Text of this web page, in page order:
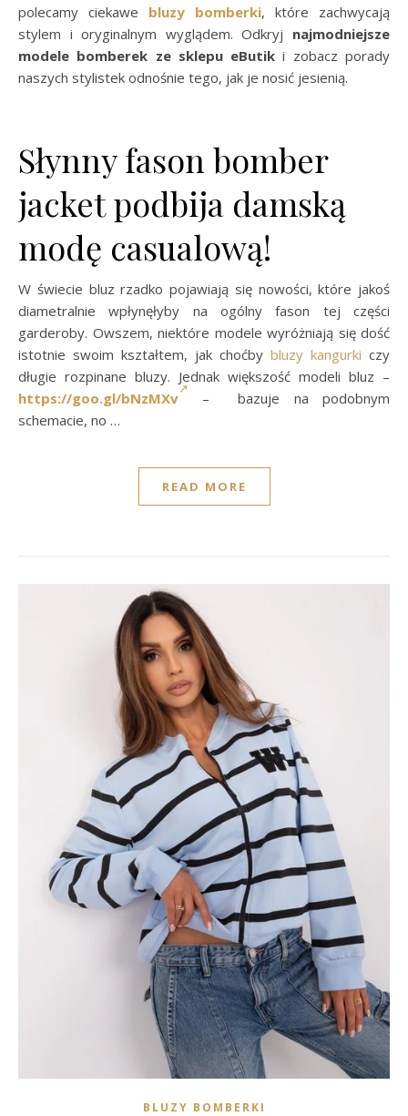
polecamy ciekawe bluzy bomberki, które zachwycają
stylem i oryginalnym wyglądem. Odkryj najmodniejsze
modele bomberek ze sklepu eButik i zobacz porady
naszych stylistek odnośnie tego, jak je nosić jesienią.
Słynny fason bomber
jacket podbija damską
modę casualową!
W świecie bluz rzadko pojawiają się nowości, które jakoś
diametralnie wpłynęłyby na ogólny fason tej części
garderoby. Owszem, niektóre modele wyróżniają się dość
istotnie swoim kształtem, jak choćby bluzy kangurki czy
długie rozpinane bluzy. Jednak większość modeli bluz –
https://goo.gl/bNzMXv
– bazuje na podobnym
schemacie, no …
READ MORE
BLUZY BOMBERKI